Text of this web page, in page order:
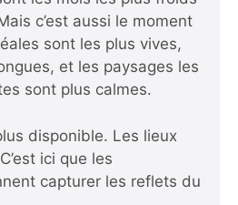
c’est aussi le moment
sont les plus vives,
et les paysages les
sont plus calmes.
disponible. Les lieux
ici que les
capturer les reflets du